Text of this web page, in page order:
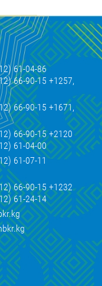
61-04-86
66-90-15 +1257,
66-90-15 +1671,
66-90-15 +2120
61-04-00
61-07-11
66-90-15 +1232
61-24-14